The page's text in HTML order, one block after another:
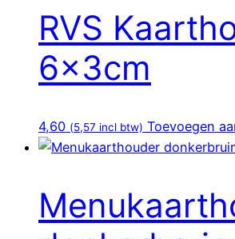
RVS
6x3cm
4,60 (5,57 incl btw) Toevoegen